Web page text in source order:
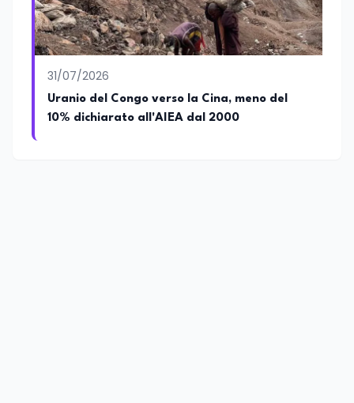
31/07/2026
Uranio del Congo verso la Cina, meno del
10% dichiarato all'AIEA dal 2000